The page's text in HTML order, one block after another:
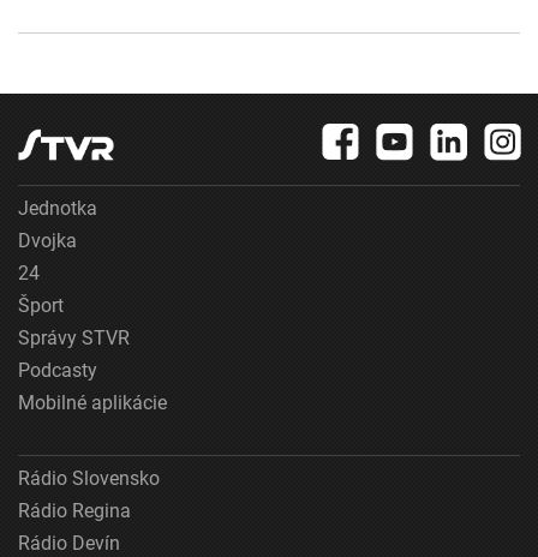
Jednotka
Dvojka
24
Šport
Správy STVR
Podcasty
Mobilné aplikácie
Rádio Slovensko
Rádio Regina
Rádio Devín